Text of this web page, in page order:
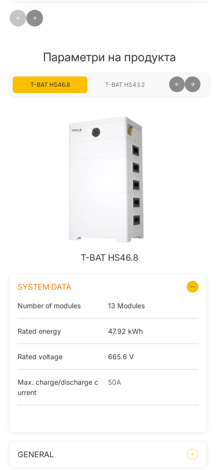
Параметри на продукта
T-BAT HS46.8 T-BAT HS43.2 T-BAT HS39.6
T-BAT HS46.8
SYSTEM DATA
Number of modules 13 Modules
Rated energy 47.92 kWh
Rated voltage 665.6 V
Max. charge/discharge c
urrent
50A
GENERAL